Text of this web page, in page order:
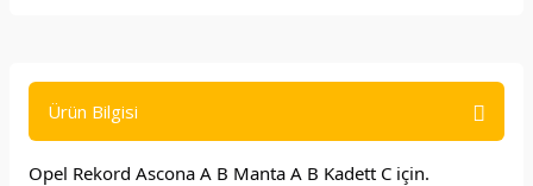
Ürün Bilgisi
Opel Rekord Ascona A B Manta A B Kadett C için.